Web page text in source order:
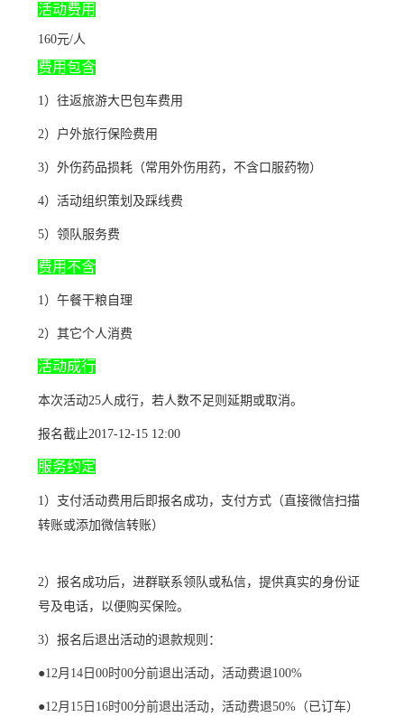
活动费用
160元/人
费用包含
1）往返旅游大巴包车费用
2）户外旅行保险费用
3）外伤药品损耗（常用外伤用药，不含口服药物）
4）活动组织策划及踩线费
5）领队服务费
费用不含
1）午餐干粮自理
2）其它个人消费
活动成行
本次活动25人成行，若人数不足则延期或取消。
报名截止2017-12-15 12:00
服务约定
1）支付活动费用后即报名成功，支付方式（直接微信扫描
转账或添加微信转账）
2）报名成功后，进群联系领队或私信，提供真实的身份证
号及电话，以便购买保险。
3）报名后退出活动的退款规则：
●12月14日00时00分前退出活动，活动费退100%
●12月15日16时00分前退出活动，活动费退50%（已订车）